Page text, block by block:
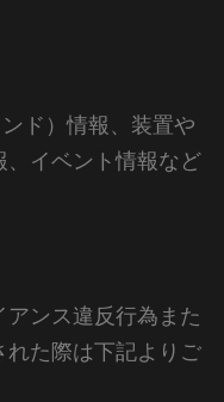
ド）情報、装置や
、イベント情報など
ンス違反行為また
れた際は下記よりご